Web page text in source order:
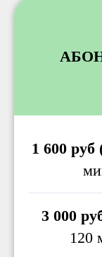
1 600 руб
3 000
120